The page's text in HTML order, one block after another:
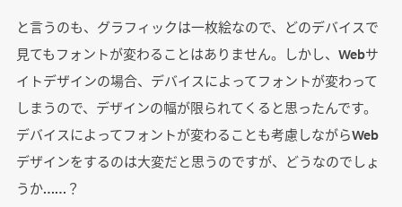
と言うのも、グラフィックは一枚絵なので、どのデバイスで
見てもフォントが変わることはありません。しかし、Webサ
イトデザインの場合、デバイスによってフォントが変わって
しまうので、デザインの幅が限られてくると思ったんです。
デバイスによってフォントが変わることも考慮しながらWeb
デザインをするのは大変だと思うのですが、どうなのでしょ
うか……？